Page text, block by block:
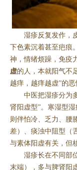
湿疹反复发作，
下色素沉着甚至疤痕
神，情绪烦躁，免疫
虚的人，本就阳气不
越痒，越痒越虚”的恶
中医把湿疹分为
肾阳虚型”。寒湿型
则伴怕冷、乏力、腰
差）、痰浊中阻型（
与素体阳虚有关，但
湿疹长在不同部
末端），多与脾肾阳